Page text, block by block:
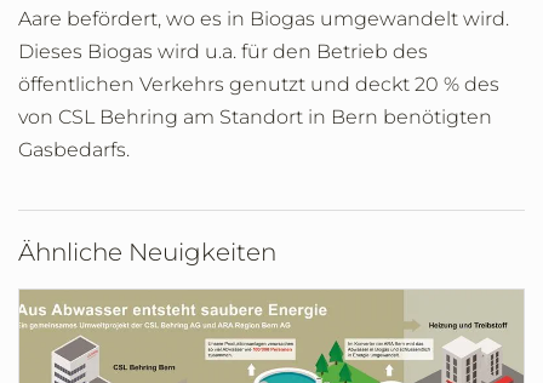
Aare befördert, wo es in Biogas umgewandelt wird.
Dieses Biogas wird u.a. für den Betrieb des
öffentlichen Verkehrs genutzt und deckt 20 % des
von CSL Behring am Standort in Bern benötigten
Gasbedarfs.
Ähnliche Neuigkeiten